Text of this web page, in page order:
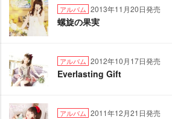
アルバム 2013年11月20日発売
螺旋の果実
アルバム 2012年10月17日発売
Everlasting Gift
アルバム 2011年12月21日発売